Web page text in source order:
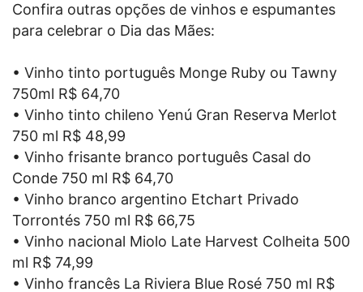
Confira outras opções de vinhos e espumantes
para celebrar o Dia das Mães:
• Vinho tinto português Monge Ruby ou Tawny
750ml R$ 64,70
• Vinho tinto chileno Yenú Gran Reserva Merlot
750 ml R$ 48,99
• Vinho frisante branco português Casal do
Conde 750 ml R$ 64,70
• Vinho branco argentino Etchart Privado
Torrontés 750 ml R$ 66,75
• Vinho nacional Miolo Late Harvest Colheita 500
ml R$ 74,99
• Vinho francês La Riviera Blue Rosé 750 ml R$